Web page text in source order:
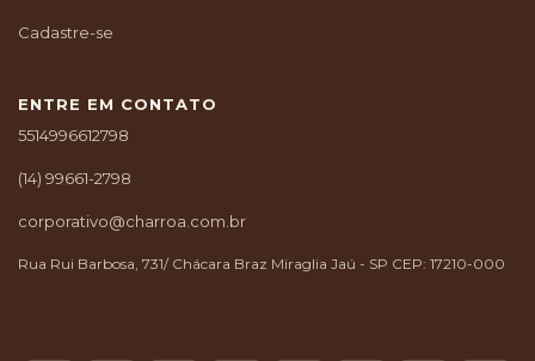
Cadastre-se
ENTRE EM CONTATO
5514996612798
(14) 99661-2798
corporativo@charroa.com.br
Rua Rui Barbosa, 731/ Chácara Braz Miraglia Jaú - SP CEP: 17210-000